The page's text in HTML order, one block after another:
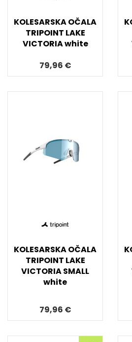
KOLESARSKA OČALA
TRIPOINT LAKE
VICTORIA white
79,96 €
KOLESARSKA OČALA
TRIPOINT LAKE
VICTORIA SMALL
white
79,96 €